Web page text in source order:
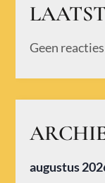
Geen
augustus